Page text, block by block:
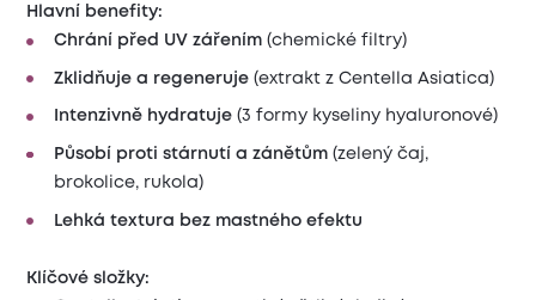
Hlavní benefity:
Chrání před UV zářením (chemické filtry)
Zklidňuje a regeneruje (extrakt z Centella Asiatica)
Intenzivně hydratuje (3 formy kyseliny hyaluronové)
Působí proti stárnutí a zánětům (zelený čaj,
brokolice, rukola)
Lehká textura bez mastného efektu
Klíčové složky: